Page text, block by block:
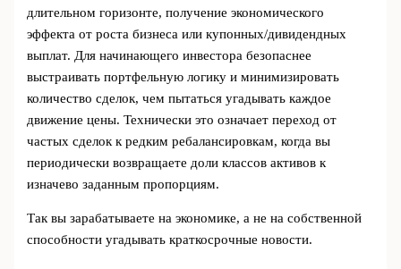
длительном горизонте, получение экономического
эффекта от роста бизнеса или купонных/дивидендных
выплат. Для начинающего инвестора безопаснее
выстраивать портфельную логику и минимизировать
количество сделок, чем пытаться угадывать каждое
движение цены. Технически это означает переход от
частых сделок к редким ребалансировкам, когда вы
периодически возвращаете доли классов активов к
изначево заданным пропорциям.
Так вы зарабатываете на экономике, а не на собственной
способности угадывать краткосрочные новости.